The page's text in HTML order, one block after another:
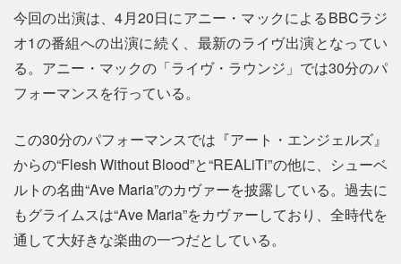
今回の出演は、4月20日にアニー・マックによるBBCラジ
オ1の番組への出演に続く、最新のライヴ出演となってい
る。アニー・マックの「ライヴ・ラウンジ」では30分のパ
フォーマンスを行っている。
この30分のパフォーマンスでは『アート・エンジェルズ』
からの“Flesh Without Blood”と“REALiTi”の他に、シューベ
ルトの名曲“Ave Maria”のカヴァーを披露している。過去に
もグライムスは“Ave Maria”をカヴァーしており、全時代を
通して大好きな楽曲の一つだとしている。